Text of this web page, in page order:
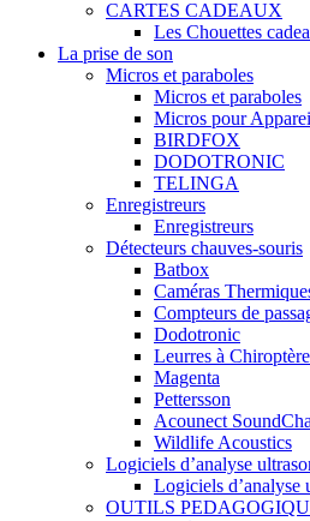
CARTES CADEAUX
Les Chouettes
La prise de son
Micros et paraboles
Micros et paraboles
Micros pour
BIRDFOX
DODOTRONIC
TELINGA
Enregistreurs
Enregistreurs
Détecteurs chauves-souris
Batbox
Caméras
Compteurs de
Dodotronic
Leurres à
Magenta
Pettersson
Acounect
Wildlife Acoustics
Logiciels d’analyse
Logiciels d’analyse
OUTILS